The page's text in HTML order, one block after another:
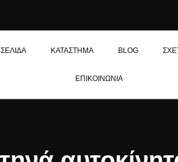
ΚΑΤΆΣΤΗΜΑ BLOG
ΕΠΙΚΟΙΝΩΝΊΑ